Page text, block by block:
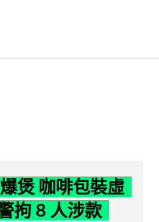
煲 咖啡包裝虛
拘 8 人涉款